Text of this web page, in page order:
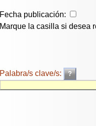
Fecha publicación:
Marque la casilla si desea
Palabra/s clave/s: